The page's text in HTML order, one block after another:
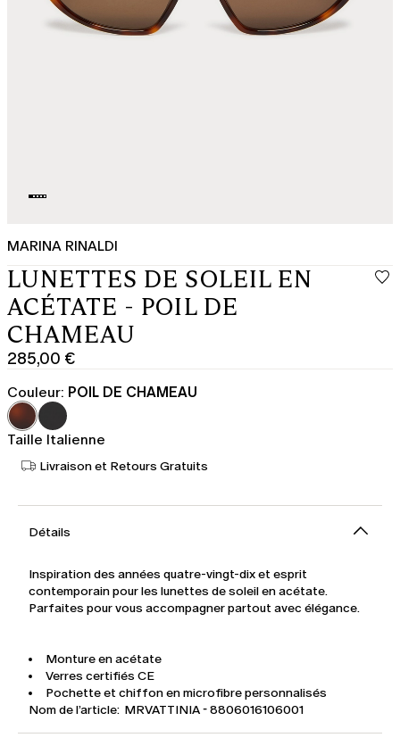
MARINA RINALDI
LUNETTES DE SOLEIL EN
ACÉTATE - POIL DE
CHAMEAU
285,00 €
Prix
actuel
285,00
€
Couleur: POIL DE CHAMEAU
Taille Italienne
Livraison et Retours Gratuits
Détails
Inspiration des années quatre-vingt-dix et esprit
contemporain pour les lunettes de soleil en acétate.
Parfaites pour vous accompagner partout avec élégance.
Monture en acétate
Verres certifiés CE
Pochette et chiffon en microfibre personnalisés
Nom de l’article: MRVATTINIA - 8806016106001